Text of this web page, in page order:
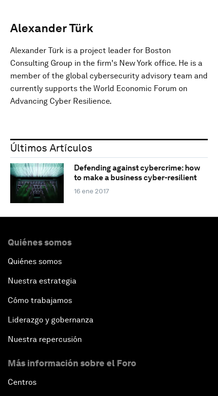
Alexander Türk
Alexander Türk is a project leader for Boston
Consulting Group in the firm's New York office. He is a
member of the global cybersecurity advisory team and
currently supports the World Economic Forum on
Advancing Cyber Resilience.
Últimos Artículos
Defending against cybercrime: how
to make a business cyber-resilient
16 ene 2017
Quiénes somos
Quiénes somos
Nuestra estrategia
Cómo trabajamos
Liderazgo y gobernanza
Nuestra repercusión
Más información sobre el Foro
Centros